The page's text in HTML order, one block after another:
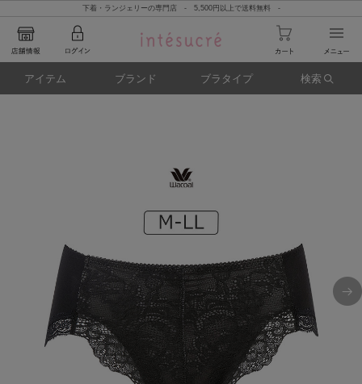
下着・ランジェリーの専門店 - 5,500円以上で送料無料 -
アイテム ブランド ブラタイプ 検索